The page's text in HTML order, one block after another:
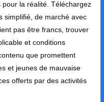
la réalité. Téléchargez
simplifié, de marché avec
pas être francs, trouver
et conditions
que promettent
et jeunes de mauvaise
offerts par des activités